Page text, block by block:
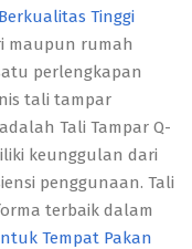
Tinggi
maupun rumah
perlengkapan
tali tampar
Tali Tampar Q-
keunggulan dari
penggunaan. Tali
terbaik dalam
Tempat Pakan